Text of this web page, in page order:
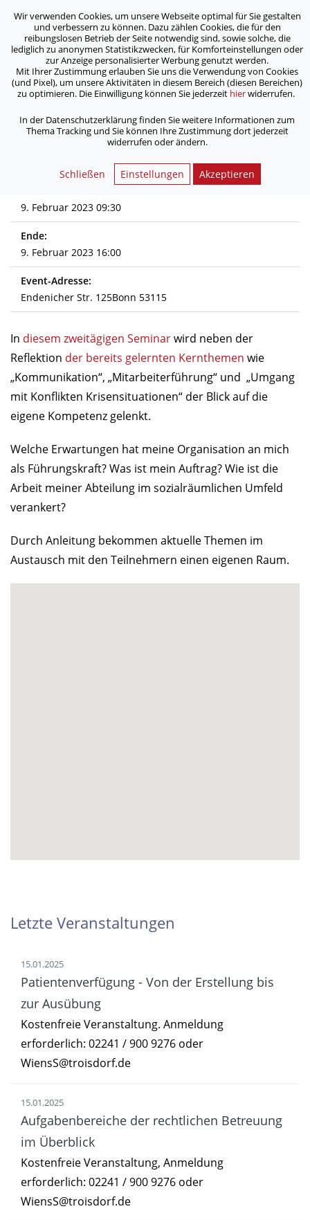
ASB Bonn/Rhein-Sieg/Eifel e.V.
bewegt Menschen
Systemisches Führen und Leiten -
Refresher
Home / Aktuelles /
Systemisches Führen und Leiten - Refresher
9. Februar 2023 09:30
Ende:
9. Februar 2023 16:00
Event-Adresse:
Endenicher Str. 125Bonn 53115
In diesem zweitägigen Seminarwird neben der
Reflektion der bereits gelernten Kernthemen wie
„Kommunikation“, „Mitarbeiterführung“ und „Umgang
mit Konflikten Krisensituationen“ der Blick auf die
eigene Kompetenz gelenkt.
Welche Erwartungen hat meine Organisation an mich
als Führungskraft? Was ist mein Auftrag? Wie ist die
Arbeit meiner Abteilung im sozialräumlichen Umfeld
verankert?
Durch Anleitung bekommen aktuelle Themen im
Austausch mit den Teilnehmern einen eigenen Raum.
Letzte Veranstaltungen
15.01.2025
Patientenverfügung - Von der Erstellung bis
zur Ausübung
Kostenfreie Veranstaltung. Anmeldung
erforderlich: 02241 / 900 9276 oder
WiensS@troisdorf.de
15.01.2025
Aufgabenbereiche der rechtlichen Betreuung
im Überblick
Kostenfreie Veranstaltung, Anmeldung
erforderlich: 02241 / 900 9276 oder
WiensS@troisdorf.de
Wir verwenden Cookies, um unsere Webseite optimal für Sie gestalten
und verbessern zu können. Dazu zählen Cookies, die für den
reibungslosen Betrieb der Seite notwendig sind, sowie solche, die
lediglich zu anonymen Statistikzwecken, für Komforteinstellungen oder
zur Anzeige personalisierter Werbung genutzt werden.
Mit Ihrer Zustimmung erlauben Sie uns die Verwendung von Cookies
(und Pixel), um unsere Aktivitäten in diesem Bereich (diesen Bereichen)
zu optimieren. Die Einwilligung können Sie jederzeit hierwiderrufen.
In der Datenschutzerklärung finden Sie weitere Informationen zum
Thema Tracking und Sie können Ihre Zustimmung dort jederzeit
widerrufen oder ändern.
Schließen Einstellungen Akzeptieren